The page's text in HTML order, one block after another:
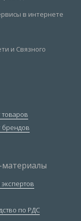
товаров
брендов
по РДС